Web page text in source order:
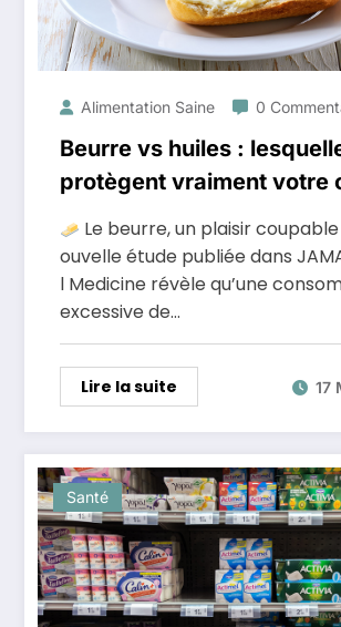
Alimentation Saine 0
Beurre vs huiles :
protègent vraiment votre
votre longévité ?
Le beurre, un plaisir
ouvelle étude publiée dans
l Medicine révèle qu’une
excessive de…
Lire la suite 17
Santé